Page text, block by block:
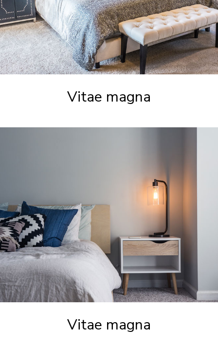
Vitae magna
Vitae magna